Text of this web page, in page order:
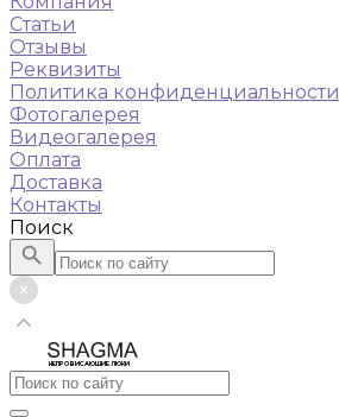
Статьи
Отзывы
Реквизиты
Политика конфиденциальности
Фотогалерея
Видеогалерея
Оплата
Доставка
Контакты
Поиск
НЕПРОВИСАЮЩИЕ ЛЮКИ